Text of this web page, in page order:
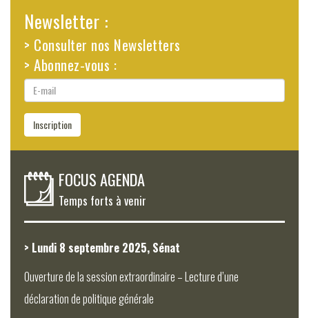
Newsletter :
> Consulter nos Newsletters
> Abonnez-vous :
E-
mail
Inscription
FOCUS AGENDA
Temps forts à venir
> Lundi 8 septembre 2025, Sénat
Ouverture de la session extraordinaire – Lecture d’une
déclaration de politique générale